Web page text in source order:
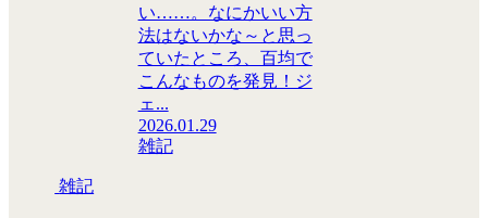
い……。なにかいい方
法はないかな～と思っ
ていたところ、百均で
こんなものを発見！ジ
ェ...
2026.01.29
雑記
雑記